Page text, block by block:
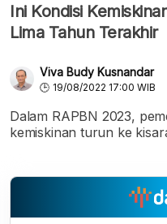
Ini Kondisi
Lima Tahun Terakhir
Viva Budy Kusnandar
19/08/2022 17:00 WIB
Dalam RAPBN 2023,
kemiskinan turun ke